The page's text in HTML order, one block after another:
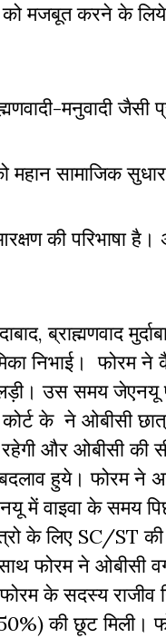
मजबूत करने के
मनुवादी जैसी
सामाजिक
की परिभाषा है।
ब्राह्मणवाद
निभाई। फोरम
लड़ी। उस समय
के ने ओबीसी
और ओबीसी की
बदलाव हुये। फोरम
में वाइवा के समय
के लिए SC/ST की
फोरम ने ओबीसी
के सदस्य राजीव
की छूट मिली।